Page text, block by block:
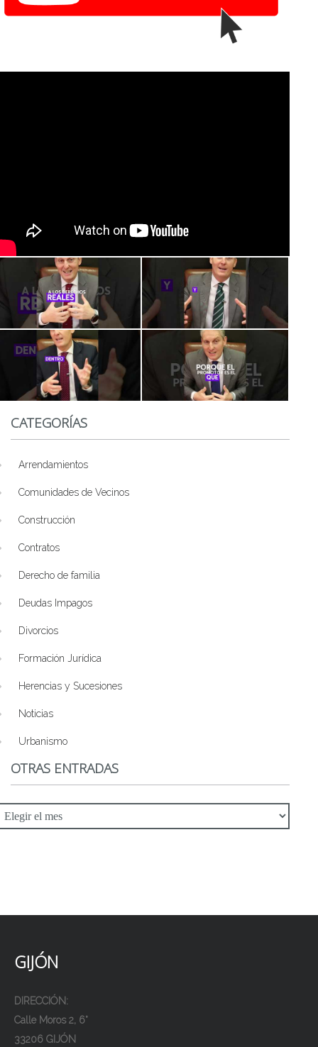
CATEGORÍAS
Arrendamientos
Comunidades de Vecinos
Construcción
Contratos
Derecho de familia
Deudas Impagos
Divorcios
Formación Jurídica
Herencias y Sucesiones
Noticias
Urbanismo
OTRAS ENTRADAS
GIJÓN
DIRECCIÓN:
Calle Moros 2, 6°
33206 GIJÓN